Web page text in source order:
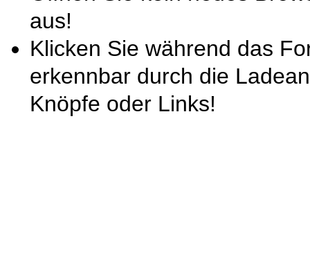
aus!
Klicken Sie während das
erkennbar durch die
Knöpfe oder Links!